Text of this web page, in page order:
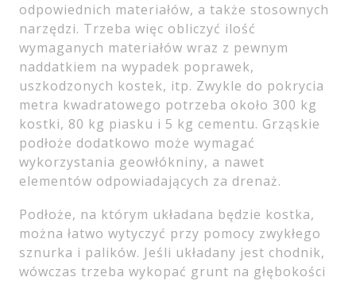
odpowiednich materiałów, a także stosownych
narzędzi. Trzeba więc obliczyć ilość
wymaganych materiałów wraz z pewnym
naddatkiem na wypadek poprawek,
uszkodzonych kostek, itp. Zwykle do pokrycia
metra kwadratowego potrzeba około 300 kg
kostki, 80 kg piasku i 5 kg cementu. Grząskie
podłoże dodatkowo może wymagać
wykorzystania geowłókniny, a nawet
elementów odpowiadających za drenaż.
Podłoże, na którym układana będzie kostka,
można łatwo wytyczyć przy pomocy zwykłego
sznurka i palików. Jeśli układany jest chodnik,
wówczas trzeba wykopać grunt na głębokości